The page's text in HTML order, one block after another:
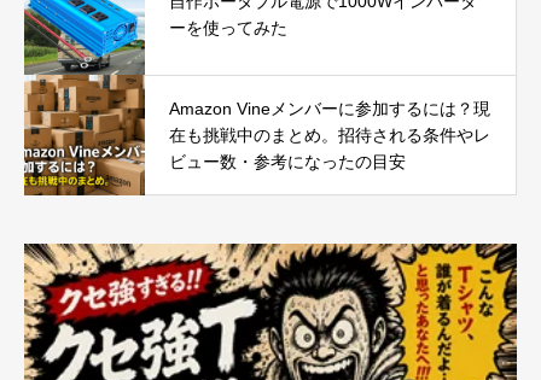
ーを使ってみた
Amazon Vineメンバーに参加するには？現
在も挑戦中のまとめ。招待される条件やレ
ビュー数・参考になったの目安